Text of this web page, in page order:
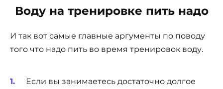
Воду на тренировке пить надо
И так вот самые главные аргументы по поводу
того что надо пить во время тренировок воду.
Если вы занимаетесь достаточно долгое